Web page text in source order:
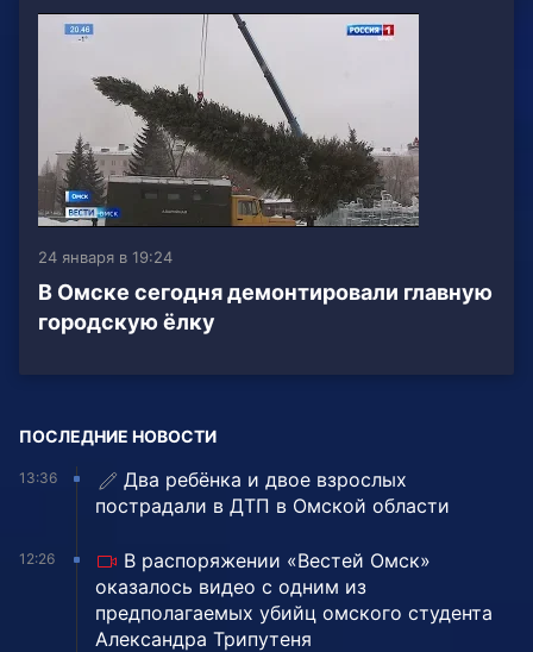
24 января в 19:24
В Омске сегодня демонтировали главную
городскую ёлку
ПОСЛЕДНИЕ НОВОСТИ
13:36
Два ребёнка и двое взрослых
пострадали в ДТП в Омской области
12:26
В распоряжении «Вестей Омск»
оказалось видео с одним из
предполагаемых убийц омского студента
Александра Трипутеня